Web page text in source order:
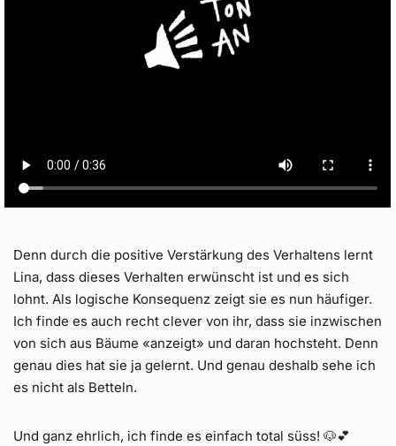
Denn durch die positive Verstärkung des Verhaltens lernt
Lina, dass dieses Verhalten erwünscht ist und es sich
lohnt. Als logische Konsequenz zeigt sie es nun häufiger.
Ich finde es auch recht clever von ihr, dass sie inzwischen
von sich aus Bäume «anzeigt» und daran hochsteht. Denn
genau dies hat sie ja gelernt. Und genau deshalb sehe ich
es nicht als Betteln.
Und ganz ehrlich, ich finde es einfach total süss! 🐶💕